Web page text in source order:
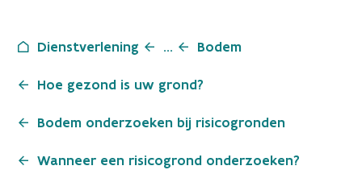
Dienstverlening ... Bodem
Hoe gezond is uw grond?
Bodem onderzoeken bij risicogronden
Wanneer een risicogrond onderzoeken?